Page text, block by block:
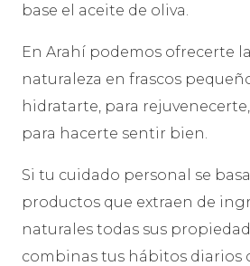
base el aceite de oliva.
En Arahí podemos ofrecerte
naturaleza en frascos
hidratarte, para
para hacerte sentir bien.
Si tu cuidado personal se
productos que extraen de
naturales todas sus
combinas tus hábitos diarios